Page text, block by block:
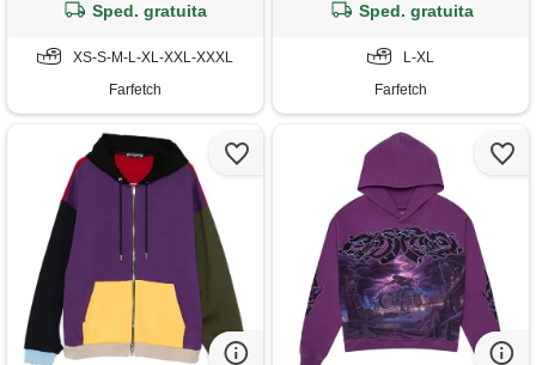
Sped. gratuita
XS-S-M-L-XL-XXL-XXXL
Farfetch
Sped. gratuita
L-XL
Farfetch